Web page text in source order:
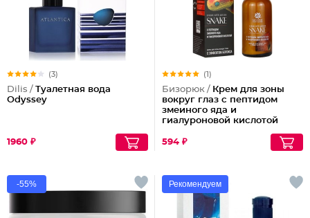
(3)
Dilis / Туалетная вода
Odyssey
1960 ₽
(1)
Бизорюк / Крем для зоны
вокруг глаз с пептидом
змеиного яда и
гиалуроновой кислотой
594 ₽
-55% Рекомендуем